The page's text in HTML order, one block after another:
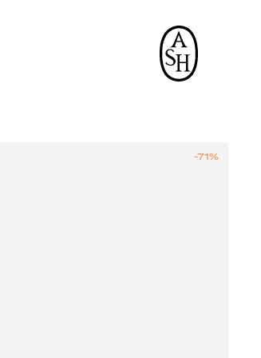
-71%